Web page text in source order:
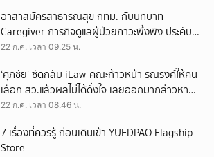
อาสาสมัครสาธารณสุข กทม. กับบทบาท
Caregiver ภารกิจดูแลผู้ป่วยภาวะพึ่งพิง ประคับ
ประคองชุมชนเล็กในเมืองใหญ่
22 ก.ค. เวลา 09.25 น.
‘ศุภชัย’ ซัดกลับ iLaw-คณะก้าวหน้า รณรงค์ให้คน
เลือก สว.แล้วผลไม่ได้ดั่งใจ เลยออกมากล่าวหา
ภูมิใจไทยว่าฮั้ว
22 ก.ค. เวลา 08.46 น.
7 เรื่องที่ควรรู้ ก่อนเดินเข้า YUEDPAO Flagship
Store